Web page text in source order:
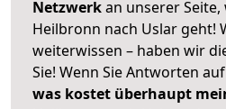
Netzwerkan unserer
Heilbronn nach Uslar geht!
weiterwissen – haben wir
Sie! Wenn Sie Antworten
was kostet überhaupt